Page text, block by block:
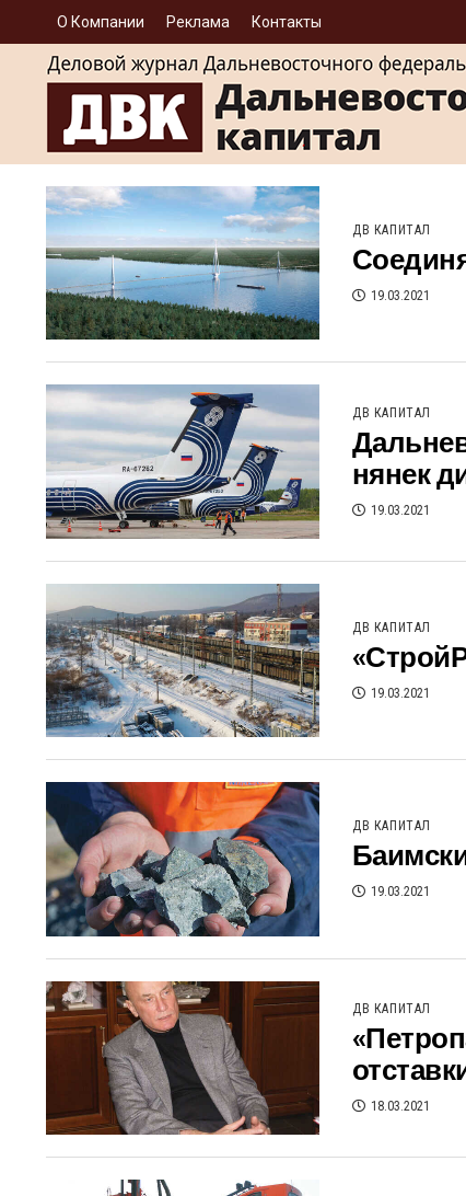
О Компании Реклама Контакты
ДВ КАПИТАЛ
19.03.2021
ДВ КАПИТАЛ
нянек
19.03.2021
ДВ КАПИТАЛ
19.03.2021
ДВ КАПИТАЛ
19.03.2021
ДВ КАПИТАЛ
18.03.2021